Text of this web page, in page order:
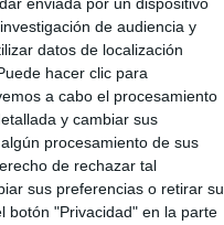
enviada por un dispositivo
de audiencia y
datos de localización
hacer clic para
a cabo el procesamiento
y cambiar sus
procesamiento de sus
de rechazar tal
sus preferencias o retirar su
botón "Privacidad" en la parte